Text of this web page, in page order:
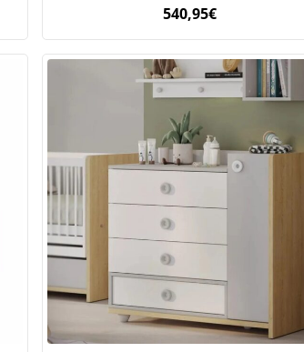
540,95€
Bleiben Sie auf dem
Weitere Informationen darüber, wie
verarbeiten. Lesen Sie unsere